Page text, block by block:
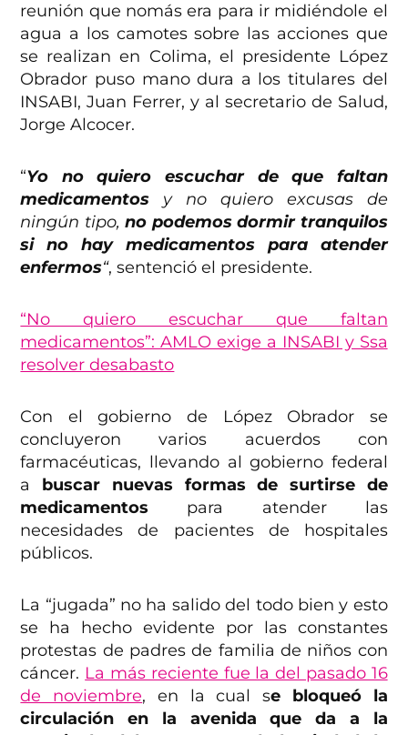
reunión que nomás era para ir midiéndole el
agua a los camotes sobre las acciones que
se realizan en Colima, el presidente López
Obrador puso mano dura a los titulares del
INSABI, Juan Ferrer, y al secretario de Salud,
Jorge Alcocer.
“Yo no quiero escuchar de que faltan
medicamentos y no quiero excusas de
ningún tipo,no podemos dormir tranquilos
si no hay medicamentos para atender
enfermos“, sentenció el presidente.
“No quiero escuchar que faltan
medicamentos”: AMLO exige a INSABI y Ssa
resolver desabasto
Con el gobierno de López Obrador se
concluyeron varios acuerdos con
farmacéuticas, llevando al gobierno federal
a
buscar nuevas formas de surtirse de
medicamentos para atender las
necesidades de pacientes de hospitales
públicos.
La “jugada” no ha salido del todo bien y esto
se ha hecho evidente por las constantes
protestas de padres de familia de niños con
cáncer. La más reciente fue la del pasado 16
de noviembre, en la cual se bloqueó la
circulación en la avenida que da a la